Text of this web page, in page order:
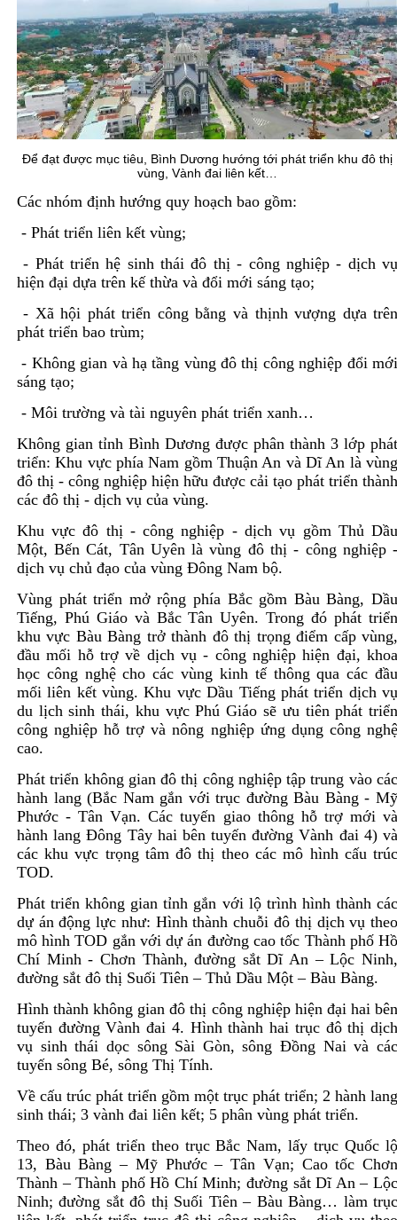
Để đạt được mục tiêu, Bình Dương hướng tới phát triển khu đô thị
vùng, Vành đai liên kết…
Các nhóm định hướng quy hoạch bao gồm:
- Phát triển liên kết vùng;
- Phát triển hệ sinh thái đô thị - công nghiệp - dịch
hiện đại dựa trên kế thừa và đổi mới sáng tạo;
- Xã hội phát triển công bằng và thịnh vượng dựa
phát triển bao trùm;
- Không gian và hạ tầng vùng đô thị công nghiệp đổi
sáng tạo;
- Môi trường và tài nguyên phát triển xanh…
Không gian tỉnh Bình Dương được phân thành 3 lớp
triển: Khu vực phía Nam gồm Thuận An và Dĩ An là
đô thị - công nghiệp hiện hữu được cải tạo phát triển
các đô thị - dịch vụ của vùng.
Khu vực đô thị - công nghiệp - dịch vụ gồm Thủ
Một, Bến Cát, Tân Uyên là vùng đô thị - công nghiệp
dịch vụ chủ đạo của vùng Đông Nam bộ.
Vùng phát triển mở rộng phía Bắc gồm Bàu Bàng,
Tiếng, Phú Giáo và Bắc Tân Uyên. Trong đó phát
khu vực Bàu Bàng trở thành đô thị trọng điểm cấp
đầu mối hỗ trợ về dịch vụ - công nghiệp hiện đại,
học công nghệ cho các vùng kinh tế thông qua các
mối liên kết vùng. Khu vực Dầu Tiếng phát triển dịch
du lịch sinh thái, khu vực Phú Giáo sẽ ưu tiên phát
công nghiệp hỗ trợ và nông nghiệp ứng dụng công
cao.
Phát triển không gian đô thị công nghiệp tập trung vào
hành lang (Bắc Nam gắn với trục đường Bàu Bàng -
Phước - Tân Vạn. Các tuyến giao thông hỗ trợ mới
hành lang Đông Tây hai bên tuyến đường Vành đai 4)
các khu vực trọng tâm đô thị theo các mô hình cấu
TOD.
Phát triển không gian tỉnh gắn với lộ trình hình thành
dự án động lực như: Hình thành chuỗi đô thị dịch vụ
mô hình TOD gắn với dự án đường cao tốc Thành phố
Chí Minh - Chơn Thành, đường sắt Dĩ An – Lộc
đường sắt đô thị Suối Tiên – Thủ Dầu Một – Bàu Bàng.
Hình thành không gian đô thị công nghiệp hiện đại hai
tuyến đường Vành đai 4. Hình thành hai trục đô thị
vụ sinh thái dọc sông Sài Gòn, sông Đồng Nai và
tuyến sông Bé, sông Thị Tính.
Về cấu trúc phát triển gồm một trục phát triển; 2 hành
sinh thái; 3 vành đai liên kết; 5 phân vùng phát triển.
Theo đó, phát triển theo trục Bắc Nam, lấy trục Quốc
13, Bàu Bàng – Mỹ Phước – Tân Vạn; Cao tốc
Thành – Thành phố Hồ Chí Minh; đường sắt Dĩ An –
Ninh; đường sắt đô thị Suối Tiên – Bàu Bàng… làm